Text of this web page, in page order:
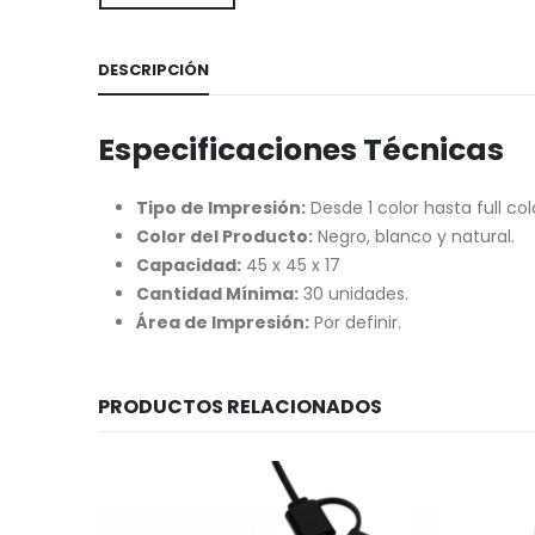
DESCRIPCIÓN
Especificaciones Técnicas
Tipo de Impresión: Desde 1 color hasta full
Color del Producto: Negro, blanco y natural.
Capacidad: 45 x 45 x 17
Cantidad Mínima: 30 unidades.
Área de Impresión: Por definir.
PRODUCTOS RELACIONADOS